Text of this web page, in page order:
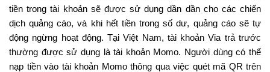
tiền trong tài khoản sẽ được sử dụng dần dần cho các chiến
dịch quảng cáo, và khi hết tiền trong số dư, quảng cáo sẽ tự
động ngừng hoạt động. Tại Việt Nam, tài khoản Via trả trước
thường được sử dụng là tài khoản Momo. Người dùng có thể
nạp tiền vào tài khoản Momo thông qua việc quét mã QR trên